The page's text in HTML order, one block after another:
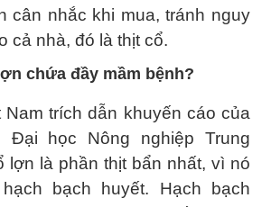
cân nhắc khi mua, tránh nguy
cả nhà, đó là thịt cổ.
chứa đầy mầm bệnh?
trích dẫn khuyến cáo của
Đại học Nông nghiệp Trung
lợn là phần thịt bẩn nhất, vì nó
bạch huyết. Hạch bạch